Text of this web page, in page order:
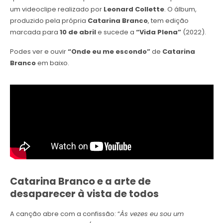
um videoclipe realizado por Leonard Collette. O álbum,
produzido pela própria Catarina Branco, tem edição
marcada para 10 de abrile sucede a “Vida Plena”(2022).
Podes ver e ouvir“Onde eu me escondo”de Catarina
Brancoem baixo.
Catarina Branco e a arte de
desaparecer à vista de todos
A canção abre com a confissão: “Às vezes eu sou um